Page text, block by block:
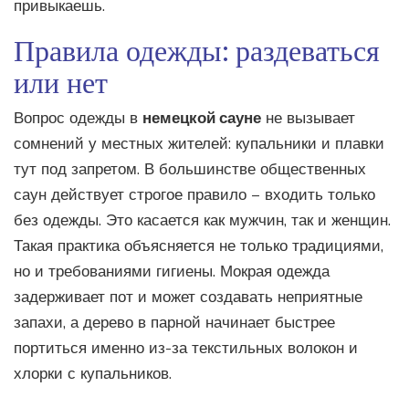
привыкаешь.
Правила одежды: раздеваться
или нет
Вопрос одежды в немецкой сауне не вызывает
сомнений у местных жителей: купальники и плавки
тут под запретом. В большинстве общественных
саун действует строгое правило – входить только
без одежды. Это касается как мужчин, так и женщин.
Такая практика объясняется не только традициями,
но и требованиями гигиены. Мокрая одежда
задерживает пот и может создавать неприятные
запахи, а дерево в парной начинает быстрее
портиться именно из-за текстильных волокон и
хлорки с купальников.